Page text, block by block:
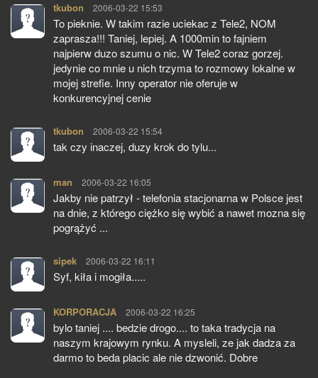
tkubon pisze:
2006-03-22 15:53
To pieknie. W takim razie uciekac z Tele2, NOM
zaprasza!!! Taniej, lepiej. A 1000min to fajniem
najpierw duzo szumu o nic. W Tele2 coraz gorzej.
jedynie co mnie u nich trzyma to rozmowy lokalne w
mojej strefie. Inny operator nie oferuje w
konkurencyjnej cenie
tkubon pisze:
2006-03-22 15:54
tak czy inaczej, duzy krok do tylu...
man pisze:
2006-03-22 16:05
Jakby nie patrzył - telefonia stacjonarna w Polsce jest
na dnie, z którego ciężko się wybić a nawet mozna się
pogrążyć ...
sipek pisze:
2006-03-22 16:11
Syf, kiła i mogiła.....
KORPORACJA pisze:
2006-03-22 16:25
bylo taniej .... bedzie drogo.... to taka tradycja na
naszym krajowym rynku. A mysleli, ze jak dadza za
darmo to beda placic ale nie dzwonić. Dobre